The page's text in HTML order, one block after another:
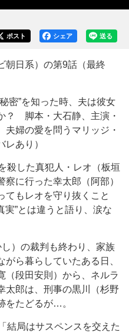
送る
シェア
ポスト
日系）の第9話（最終
密”を知った時、夫は彼女
？ 脚本・大石静、主演・
夫婦の愛を問うマリッジ・
あり）
殺した真犯人・レオ（板垣
に行った幸太郎（阿部）
てもレオを守り抜くこと
実”とは違うと語り、涙な
）の裁判も終わり、家族
ら暮らしていたある日、
（段田安則）から、ネルラ
太郎は、刑事の黒川（杉野
をたどるが…。
局はサスペンスを交えた